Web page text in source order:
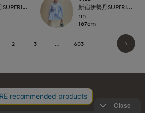
新宿伊勢丹SUPERIOR CLOSET
新宿伊勢丹SUPERIOR CLOSET
rin
167cm
2 3 … 603